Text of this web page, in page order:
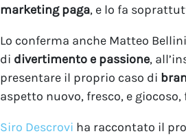
marketing paga, e lo fa
Lo conferma anche Matteo
di divertimento e passione,
presentare il proprio caso di
aspetto nuovo, fresco, e
Siro Descrovi ha raccontato il